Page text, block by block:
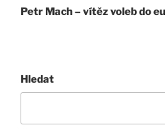
příspěvek
Petr Mach – vítěz voleb do
Hledat